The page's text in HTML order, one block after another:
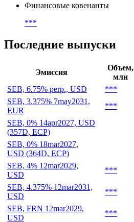
Финансовые ковенанты
***
Последние выпуски
Эмиссия
Объем,
млн
SEB, 6.75% perp., USD
***
SEB, 3.375% 7may2031,
EUR
***
SEB, 0% 14apr2027, USD
(357D, ECP)
SEB, 0% 18mar2027,
USD (364D, ECP)
SEB, 4% 12mar2029,
USD
***
SEB, 4.375% 12mar2031,
USD
***
SEB, FRN 12mar2029,
USD
***